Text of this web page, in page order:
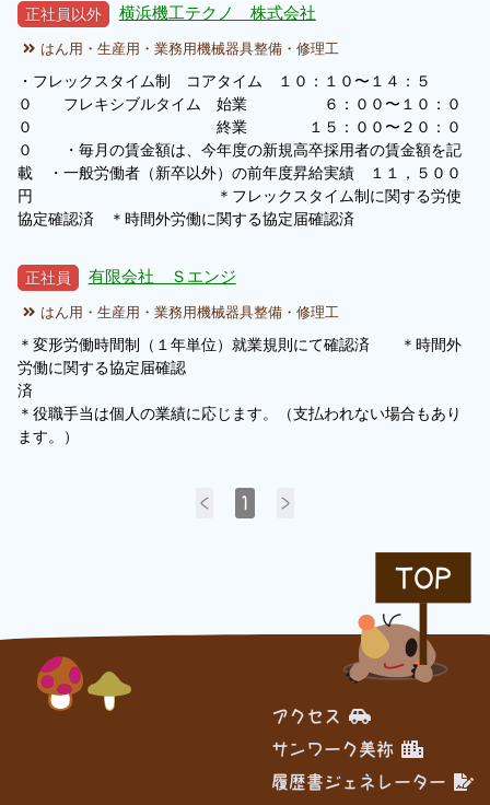
正社員以外 横浜機工テクノ 株式会社
はん用・生産用・業務用機械器具整備・修理工
・フレックスタイム制 コアタイム １０：１０〜１４：５
０ フレキシブルタイム 始業 ６：００〜１０：０
０ 終業 １５：００〜２０：０
０ ・毎月の賃金額は、今年度の新規高卒採用者の賃金額を記
載 ・一般労働者（新卒以外）の前年度昇給実績 １１，５００
円 ＊フレックスタイム制に関する労使
協定確認済 ＊時間外労働に関する協定届確認済
正社員 有限会社 Ｓエンジ
はん用・生産用・業務用機械器具整備・修理工
＊変形労働時間制（１年単位）就業規則にて確認済 ＊時間外
労働に関する協定届確認
＊役職手当は個人の業績に応じます。（支払われない場合もあり
ます。）
< 1 >
TOP
アクセス
サンワーク美祢
履歴書ジェネレーター